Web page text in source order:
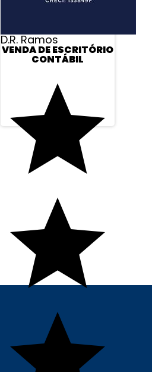
D.R. Ramos
VENDA DE ESCRITÓRIO
CONTÁBIL